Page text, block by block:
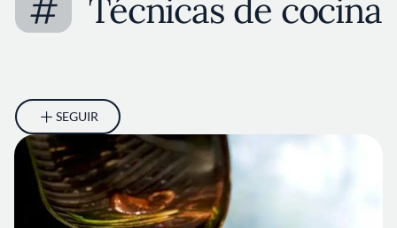
# Técnicas de cocina
SEGUIR